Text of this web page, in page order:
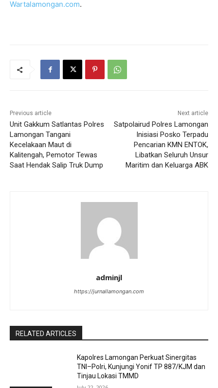
Wartalamongan.com.
Previous article
Unit Gakkum Satlantas Polres
Lamongan Tangani
Kecelakaan Maut di
Kalitengah, Pemotor Tewas
Saat Hendak Salip Truk Dump
Next article
Satpolairud Polres Lamongan
Inisiasi Posko Terpadu
Pencarian KMN ENTOK,
Libatkan Seluruh Unsur
Maritim dan Keluarga ABK
adminjl
https://jurnallamongan.com
RELATED ARTICLES
Kapolres Lamongan Perkuat Sinergitas
TNI–Polri, Kunjungi Yonif TP 887/KJM dan
Tinjau Lokasi TMMD